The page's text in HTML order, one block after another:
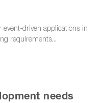
event-driven applications in
requirements
needs